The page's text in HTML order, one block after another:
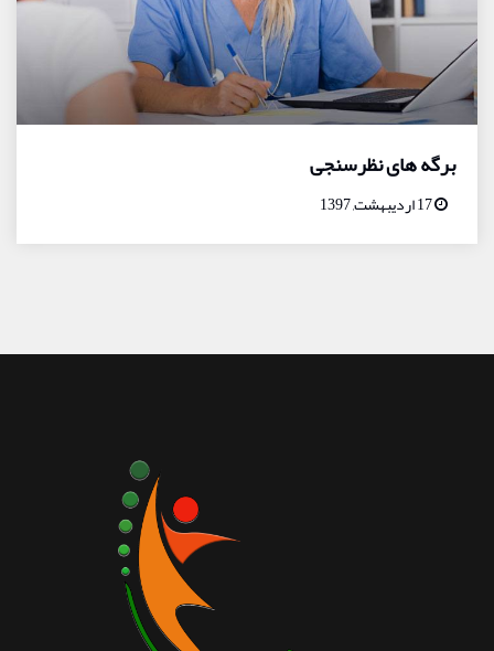
برگه های نظرسنجی